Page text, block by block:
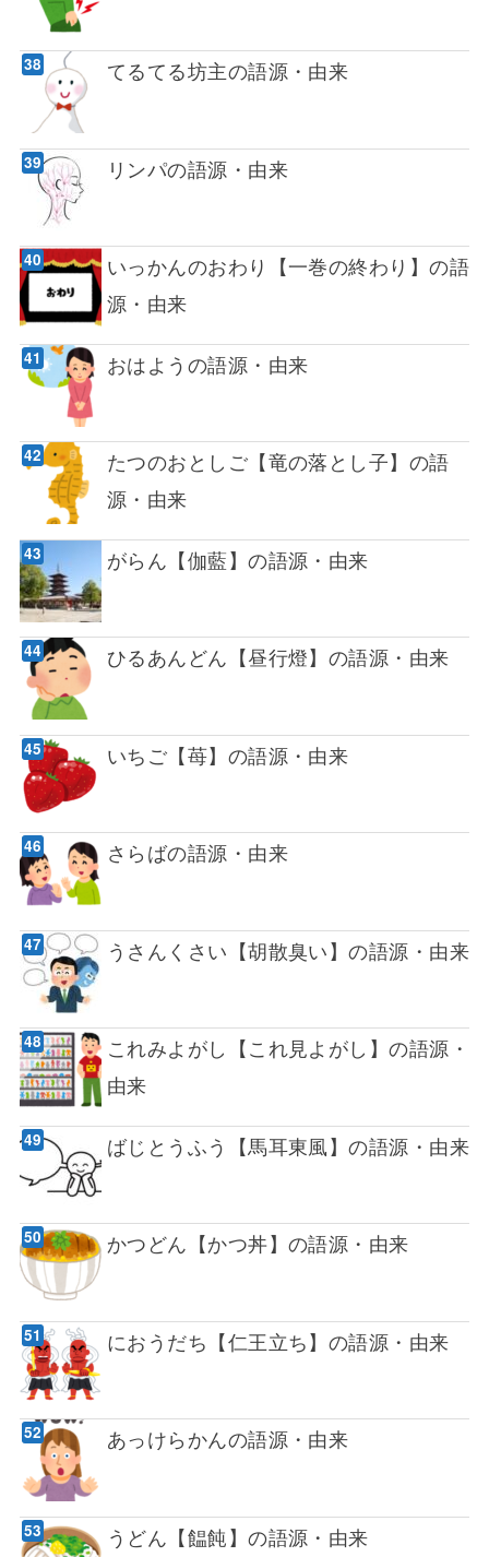
てるてる坊主の語源・由来
リンパの語源・由来
いっかんのおわり【一巻の終わり】の語
源・由来
おはようの語源・由来
たつのおとしご【竜の落とし子】の語
源・由来
がらん【伽藍】の語源・由来
ひるあんどん【昼行燈】の語源・由来
いちご【苺】の語源・由来
さらばの語源・由来
うさんくさい【胡散臭い】の語源・由来
これみよがし【これ見よがし】の語源・
由来
ばじとうふう【馬耳東風】の語源・由来
かつどん【かつ丼】の語源・由来
におうだち【仁王立ち】の語源・由来
あっけらかんの語源・由来
うどん【饂飩】の語源・由来